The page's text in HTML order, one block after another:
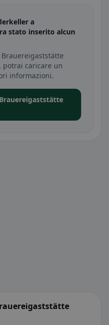
a
stato inserito alcun
potrai caricare un
informazioni.